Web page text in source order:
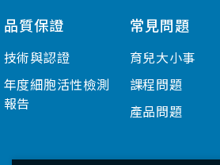
品質保證
技術與認證
年度細胞活性檢測
報告
常見問題
育兒大小事
課程問題
產品問題